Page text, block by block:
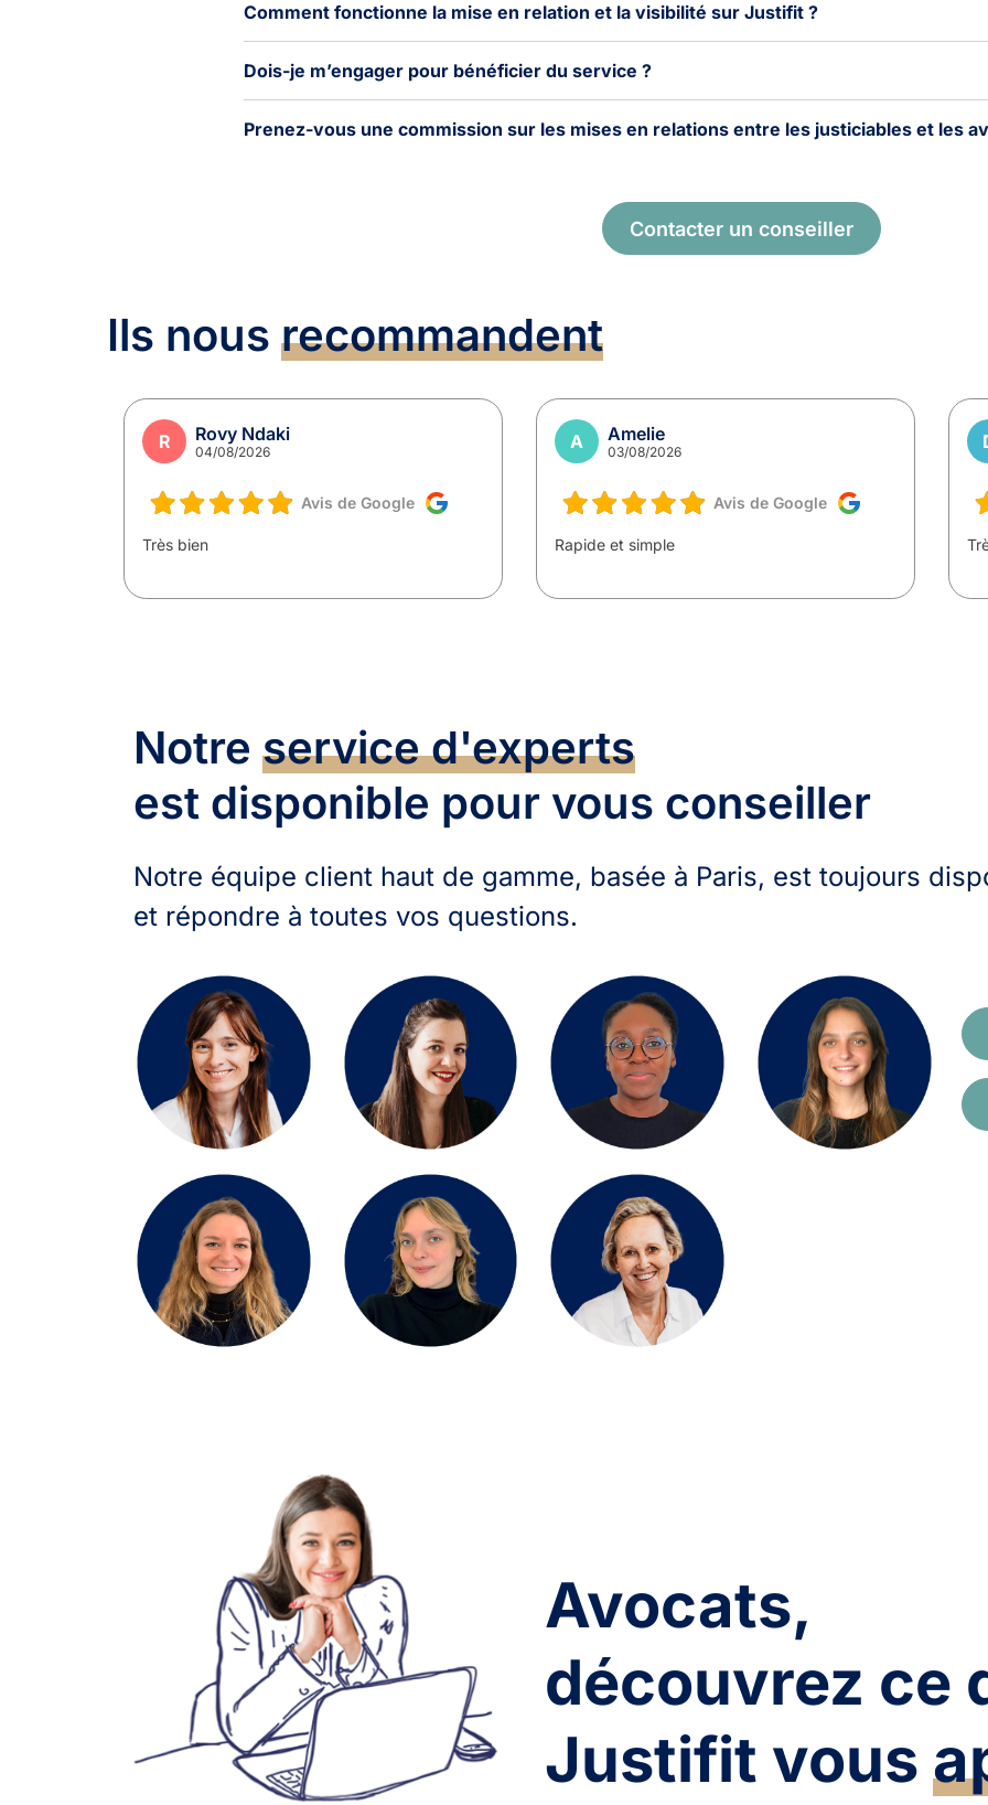
Comment fonctionne la mise en relation et la visibilité sur Justifit ?
Dois-je m’engager pour bénéficier du service ?
Prenez-vous une commission sur les mises en relations entre les justiciables et les
Contacter un conseiller
Ils nous recommandent
R Rovy Ndaki
04/08/2026
Avis de Google
Très bien
A Amelie
03/08/2026
Avis de Google
Rapide et simple
Avocats,
découvrez ce
Justifit vous
Notre service d'experts
est disponible pour vous conseiller
Notre équipe client haut de gamme, basée à Paris, est toujours
et répondre à toutes vos questions.